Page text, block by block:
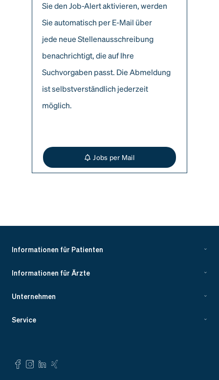
Sie den Job-Alert aktivieren, werden
Sie automatisch per E-Mail über
jede neue Stellenausschreibung
benachrichtigt, die auf Ihre
Suchvorgaben passt. Die Abmeldung
ist selbstverständlich jederzeit
möglich.
Jobs per Mail
Informationen für Patienten
Informationen für Ärzte
Unternehmen
Service